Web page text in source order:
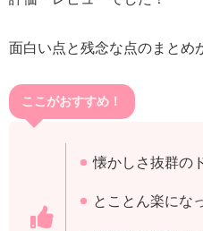
面白い点と残念な点のまとめ
ここがおすすめ！
懐かしさ抜群の
とことん楽にな